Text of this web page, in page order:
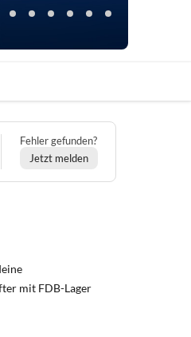
Fehler gefunden?
Jetzt melden
mit FDB-Lager